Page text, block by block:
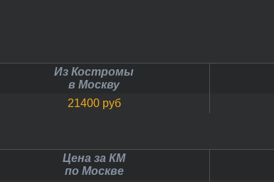
Из Костромы
в Москву
21400 руб
Цена за КМ
по Москве